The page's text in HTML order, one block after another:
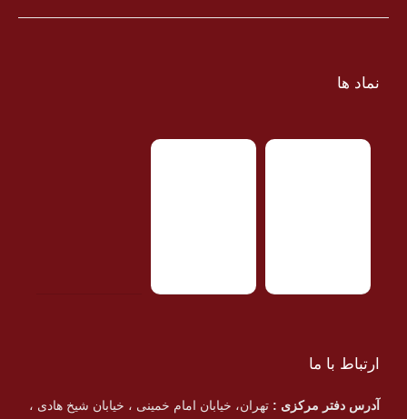
نماد ها
ارتباط با ما
آدرس دفتر مرکزی : تهران، خیابان امام خمینی ، خیابان شیخ هادی ،